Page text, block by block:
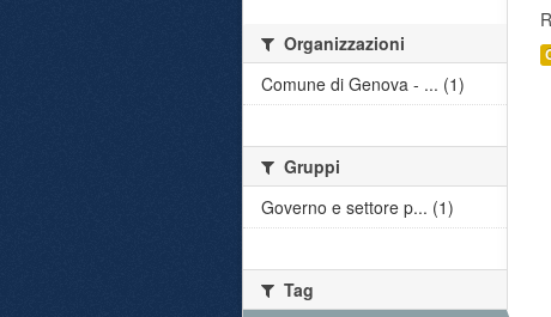
Organizzazioni
Comune di Genova - ... (1)
Gruppi
Governo e settore p... (1)
Tag